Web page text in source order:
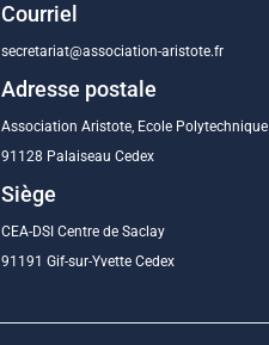
Courriel
secretariat@association-aristote.fr
Adresse postale
Association Aristote, Ecole Polytechnique
91128 Palaiseau Cedex
Siège
CEA-DSI Centre de Saclay
91191 Gif-sur-Yvette Cedex